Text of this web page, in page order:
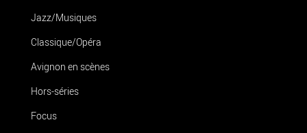
Jazz/Musiques
Classique/Opéra
Avignon en scènes
Hors-séries
Focus